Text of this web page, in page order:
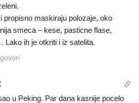
propisno maskiraju polozaje, oko
smeca – kese, pasticne flase,
ih je otkriti i iz satelita.
u Peking. Par dana kasnije pocelo